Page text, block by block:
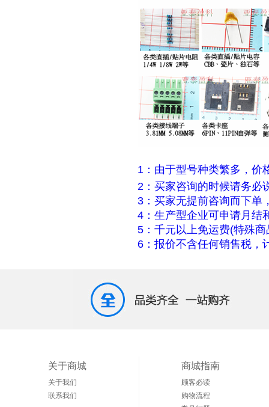
1：由于型号种类繁多，价
2：买家咨询的时候请务必
3：买家无提前咨询而下单
4：生产型企业可申请月结
5：千元以上免运费(特殊
6：报价不含任何销售税，
关于商城
关于我们
联系我们
商城指南
顾客必读
购物流程